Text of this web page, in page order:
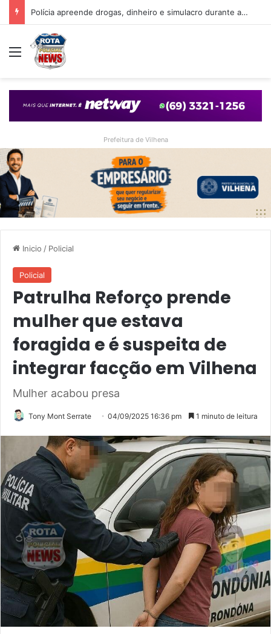
Polícia apreende drogas, dinheiro e simulacro durante ação no bairro Alto Alegre, em Vilhena
Menu
Prefeitura de Vilhena
Inicio / Policial
Policial
Patrulha Reforço prende
mulher que estava
foragida e é suspeita de
integrar facção em Vilhena
Mulher acabou presa
Tony Mont Serrate 04/09/2025 16:36 pm 1 minuto de leitura